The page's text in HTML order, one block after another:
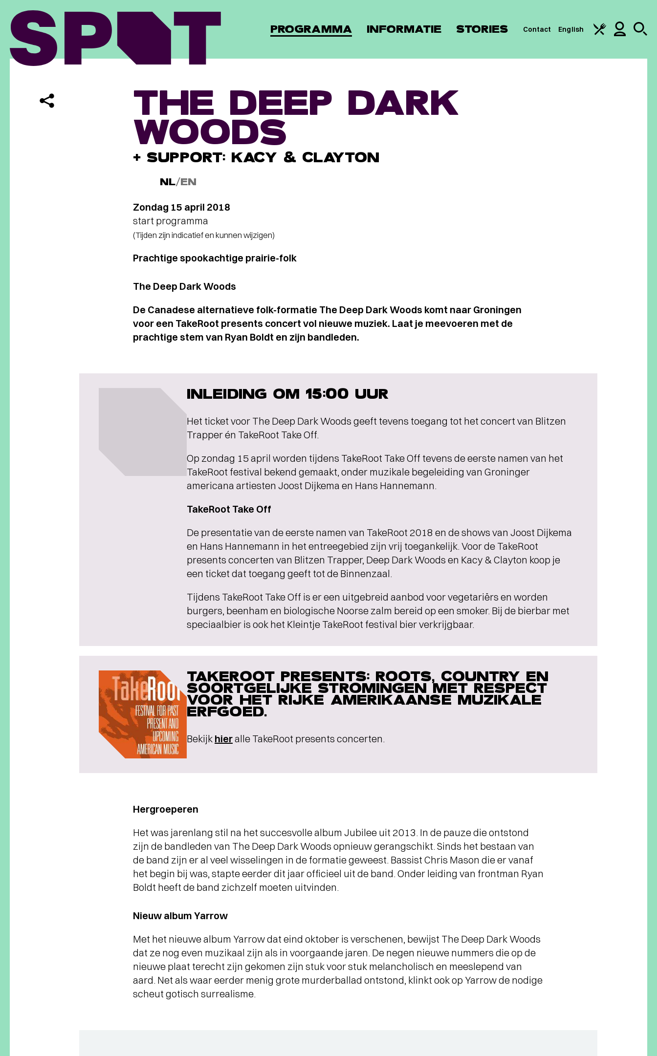
PROGRAMMA INFORMATIE STORIES Contact English
THE DEEP DARK
WOODS
+ SUPPORT: KACY & CLAYTON
NL/EN
Zondag 15 april 2018
start programma
(Tijden zijn indicatief en kunnen wijzigen)
Prachtige spookachtige prairie-folk
The Deep Dark Woods
De Canadese alternatieve folk-formatie The Deep Dark Woods komt naar Groningen
voor een TakeRoot presents concert vol nieuwe muziek. Laat je meevoeren met de
prachtige stem van Ryan Boldt en zijn bandleden.
INLEIDING OM 15:00 UUR
Het ticket voor The Deep Dark Woods geeft tevens toegang tot het concert van Blitzen
Trapper én TakeRoot Take Off.
Op zondag 15 april worden tijdens TakeRoot Take Off tevens de eerste namen van het
TakeRoot festival bekend gemaakt, onder muzikale begeleiding van Groninger
americana artiesten Joost Dijkema en Hans Hannemann.
TakeRoot Take Off
De presentatie van de eerste namen van TakeRoot 2018 en de shows van Joost Dijkema
en Hans Hannemann in het entreegebied zijn vrij toegankelijk. Voor de TakeRoot
presents concerten van Blitzen Trapper, Deep Dark Woods en Kacy & Clayton koop je
een ticket dat toegang geeft tot de Binnenzaal.
Tijdens TakeRoot Take Off is er een uitgebreid aanbod voor vegetariërs en worden
burgers, beenham en biologische Noorse zalm bereid op een smoker. Bij de bierbar met
speciaalbier is ook het Kleintje TakeRoot festival bier verkrijgbaar.
TAKEROOT PRESENTS: ROOTS, COUNTRY EN
SOORTGELIJKE STROMINGEN MET RESPECT
VOOR HET RIJKE AMERIKAANSE MUZIKALE
ERFGOED.
Bekijk hieralle TakeRoot presents concerten.
Hergroeperen
Het was jarenlang stil na het succesvolle album Jubilee uit 2013. In de pauze die ontstond
zijn de bandleden van The Deep Dark Woods opnieuw gerangschikt. Sinds het bestaan van
de band zijn er al veel wisselingen in de formatie geweest. Bassist Chris Mason die er vanaf
het begin bij was, stapte eerder dit jaar officieel uit de band. Onder leiding van frontman Ryan
Boldt heeft de band zichzelf moeten uitvinden.
Nieuw album Yarrow
Met het nieuwe album Yarrow dat eind oktober is verschenen, bewijst The Deep Dark Woods
dat ze nog even muzikaal zijn als in voorgaande jaren. De negen nieuwe nummers die op de
nieuwe plaat terecht zijn gekomen zijn stuk voor stuk melancholisch en meeslepend van
aard. Net als waar eerder menig grote murderballad ontstond, klinkt ook op Yarrow de nodige
scheut gotisch surrealisme.